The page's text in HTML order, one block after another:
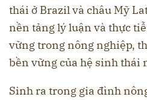
thái ở Brazil và châu Mỹ
nền tảng lý luận và thực
vững trong nông nghiệp,
bền vững của hệ sinh thái
Sinh ra trong gia đình